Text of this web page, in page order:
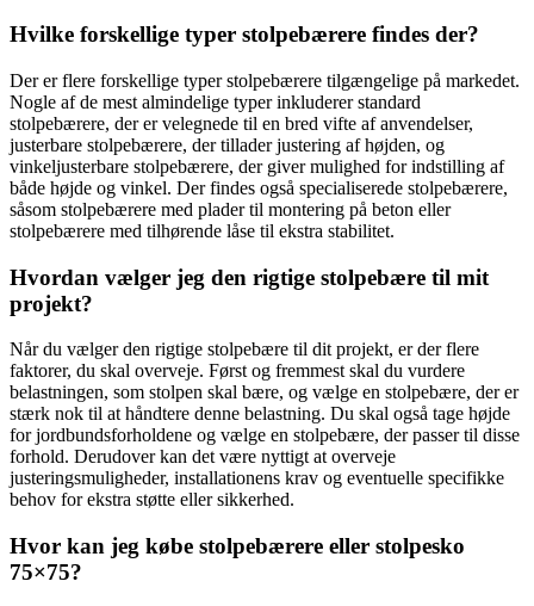
Hvilke forskellige typer stolpebærere findes der?
Der er flere forskellige typer stolpebærere tilgængelige på markedet.
Nogle af de mest almindelige typer inkluderer standard
stolpebærere, der er velegnede til en bred vifte af anvendelser,
justerbare stolpebærere, der tillader justering af højden, og
vinkeljusterbare stolpebærere, der giver mulighed for indstilling af
både højde og vinkel. Der findes også specialiserede stolpebærere,
såsom stolpebærere med plader til montering på beton eller
stolpebærere med tilhørende låse til ekstra stabilitet.
Hvordan vælger jeg den rigtige stolpebære til mit
projekt?
Når du vælger den rigtige stolpebære til dit projekt, er der flere
faktorer, du skal overveje. Først og fremmest skal du vurdere
belastningen, som stolpen skal bære, og vælge en stolpebære, der er
stærk nok til at håndtere denne belastning. Du skal også tage højde
for jordbundsforholdene og vælge en stolpebære, der passer til disse
forhold. Derudover kan det være nyttigt at overveje
justeringsmuligheder, installationens krav og eventuelle specifikke
behov for ekstra støtte eller sikkerhed.
Hvor kan jeg købe stolpebærere eller stolpesko
75×75?